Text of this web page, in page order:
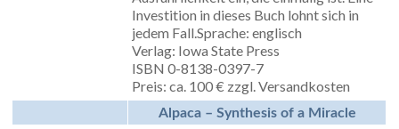
Investition in dieses Buch lohnt sich in
jedem Fall.Sprache: englisch
Verlag: Iowa State Press
ISBN 0-8138-0397-7
Preis: ca. 100 € zzgl. Versandkosten
Alpaca – Synthesis of a Miracle